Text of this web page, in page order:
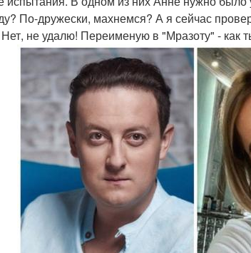
По-дружески, махнемся? А я сейчас
не удалю! Переименую в "Мразоту" - как